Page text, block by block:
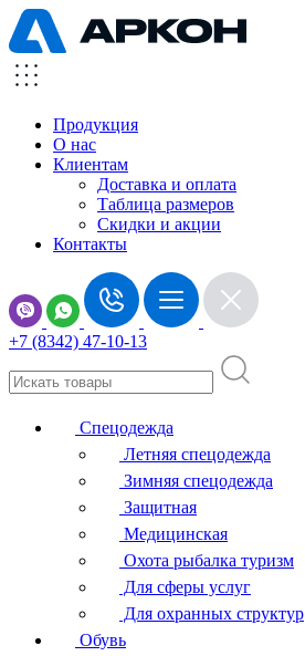
Продукция
О нас
Клиентам
Доставка и оплата
Таблица размеров
Скидки и акции
Контакты
+7 (8342) 47-10-13
Спецодежда
Летняя спецодежда
Зимняя спецодежда
Защитная
Медицинская
Охота рыбалка туризм
Для сферы услуг
Для охранных структур
Обувь